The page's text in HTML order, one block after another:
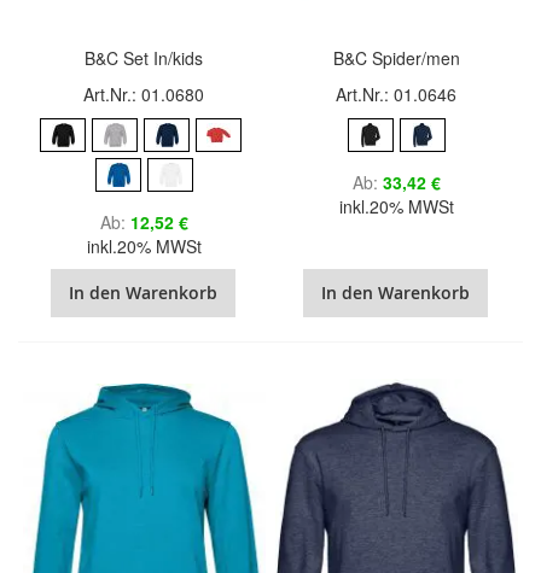
B&C Set In/kids
Art.Nr.: 01.0680
Ab 12,52 €
inkl.20% MWSt
In den Warenkorb
B&C Spider/men
Art.Nr.: 01.0646
Ab 33,42 €
inkl.20% MWSt
In den Warenkorb